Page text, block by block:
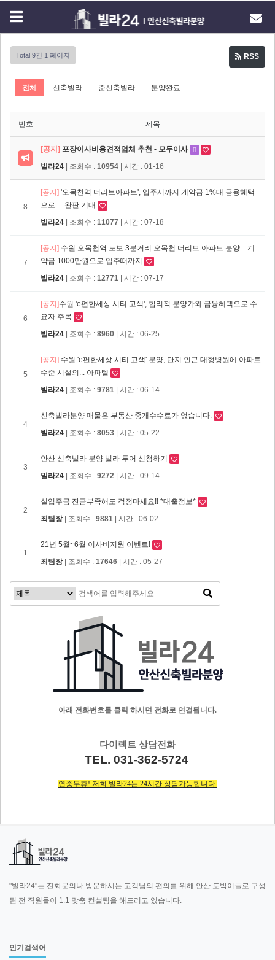
Total 9건 1 페이지 RSS
전체 신축빌라 준신축빌라 분양완료
번호 제목
[공지] 포장이사비용견적업체 추천 - 모두이사
빌라24 | 조회수 : 10954 | 시간 : 01-16
8
[공지] '오목천역 더리브아파트', 입주시까지 계약금 1%대 금융혜택
으로… 완판 기대
빌라24 | 조회수 : 11077 | 시간 : 07-18
7
[공지] 수원 오목천역 도보 3분거리 오목천 더리브 아파트 분양... 계
약금 1000만원으로 입주때까지
빌라24 | 조회수 : 12771 | 시간 : 07-17
6
[공지]​수원 'e편한세상 시티 고색', 합리적 분양가와 금융혜택으로 수
요자 주목
빌라24 | 조회수 : 8960 | 시간 : 06-25
5
[공지] 수원 'e편한세상 시티 고색' 분양, 단지 인근 대형병원에 아파트
수준 시설의... 아파텔
빌라24 | 조회수 : 9781 | 시간 : 06-14
4
신축빌라분양 매물은 부동산 중개수수료가 없습니다.
빌라24 | 조회수 : 8053 | 시간 : 05-22
3
안산 신축빌라 분양 빌라 투어 신청하기
빌라24 | 조회수 : 9272 | 시간 : 09-14
2
실입주금 잔금부족해도 걱정마세요!! *대출정보*
최팀장| 조회수 : 9881 | 시간 : 06-02
1
21년 5월~6월 이사비지원 이벤트!
최팀장| 조회수 : 17646 | 시간 : 05-27
아래 전화번호를 클릭 하시면 전화로 연결됩니다.
다이렉트 상담전화
TEL. 031-362-5724
연중무휴! 저희 빌라24는 24시간 상담가능합니다.
"빌라24"는 전화문의나 방문하시는 고객님의 편의를 위해 안산 토박이들로 구성
된 전 직원들이 1:1 맞춤 컨설팅을 해드리고 있습니다.
인기검색어